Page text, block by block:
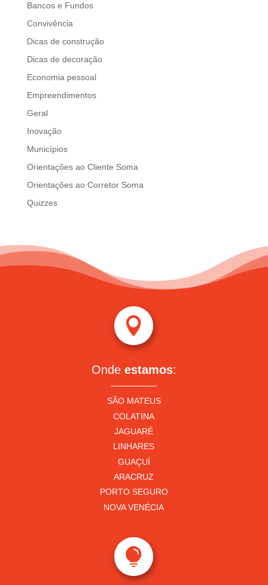
d
b
e
f
t
a
n
k
Bancos e Fundos
Convivência
Dicas de construção
Dicas de decoração
Economia pessoal
Empreendimentos
Geral
Inovação
Municípios
Orientações ao Cliente Soma
Orientações ao Corretor Soma
Quizzes

Onde estamos:
SÃO MATEUS
COLATINA
JAGUARÉ
LINHARES
GUAÇUÍ
ARACRUZ
PORTO SEGURO
NOVA VENÉCIA
